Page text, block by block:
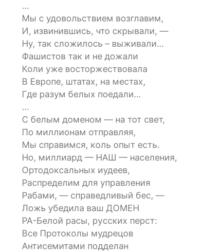
…
Мы с удовольствием возглавим,
И, извинившись, что скрывали, —
Ну, так сложилось – выживали…
Фашистов так и не дожали
Коли уже восторжествовала
В Европе, штатах, на местах,
Где разум белых поедали…
…
С белым доменом — на тот свет,
По миллионам отправляя,
Мы справимся, коль опыт есть.
Но, миллиард — НАШ — населения,
Ортодоксальных иудеев,
Распределим для управления
Рабами, — справедливый бес, —
Ложь убедила ваш ДОМЕН
РА-Белой расы, русских перст:
Все Протоколы мудрецов
Антисемитами подделан